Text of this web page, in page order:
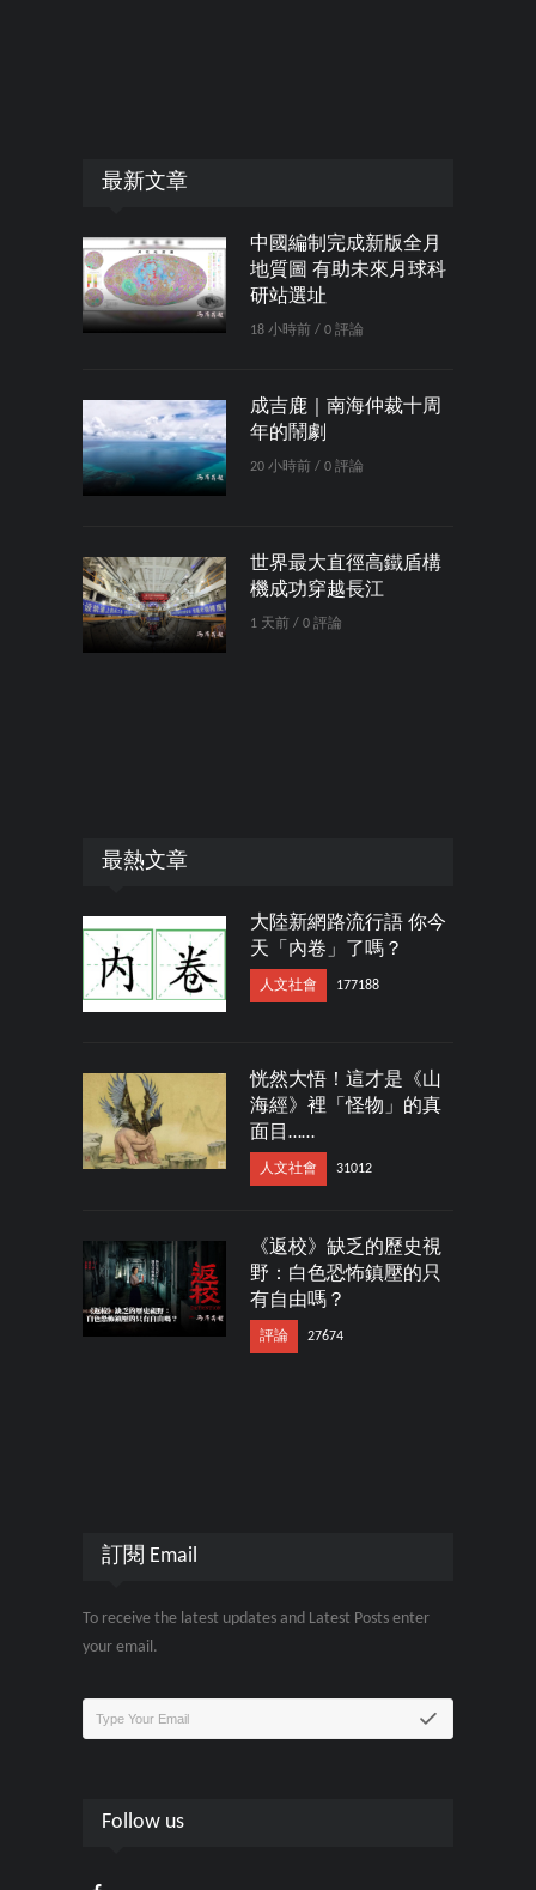
最新文章
中國編制完成新版全月
地質圖 有助未來月球科
研站選址
18 小時前 / 0 評論
成吉鹿｜南海仲裁十周
年的鬧劇
20 小時前 / 0 評論
世界最大直徑高鐵盾構
機成功穿越長江
1 天前 / 0 評論
最熱文章
大陸新網路流行語 你今
天「內卷」了嗎？
人文社會 177188
恍然大悟！這才是《山
海經》裡「怪物」的真
面目……
人文社會 31012
《返校》缺乏的歷史視
野：白色恐怖鎮壓的只
有自由嗎？
評論 27674
訂閱 Email
To receive the latest updates and Latest Posts enter
your email.
Follow us